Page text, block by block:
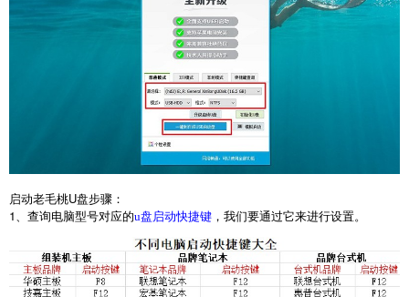
启动老毛桃U盘步骤：
1、查询电脑型号对应的u盘启动快捷键 ，我们要通过它来进行设置。